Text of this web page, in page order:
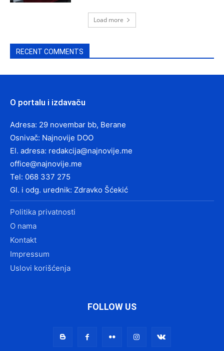
Load more
RECENT COMMENTS
O portalu i izdavaču
Adresa: 29 novembar bb, Berane
Osnivač: Najnovije DOO
El. adresa: redakcija@najnovije.me
office@najnovije.me
Tel: 068 337 275
Gl. i odg. urednik: Zdravko Šćekić
Politika privatnosti
O nama
Kontakt
Impressum
Uslovi korišćenja
FOLLOW US